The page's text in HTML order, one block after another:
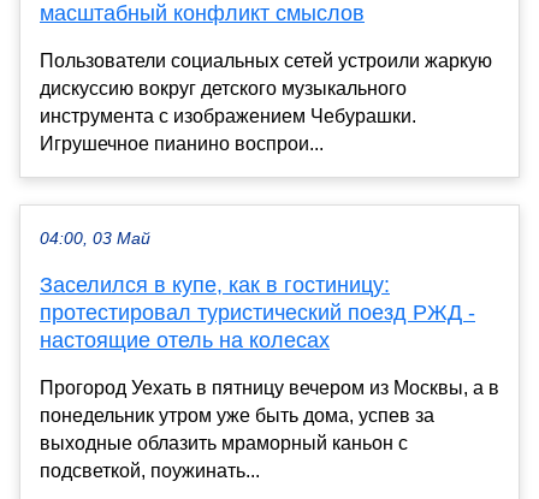
масштабный конфликт смыслов
Пользователи социальных сетей устроили жаркую
дискуссию вокруг детского музыкального
инструмента с изображением Чебурашки.
Игрушечное пианино воспрои...
04:00, 03 Май
Заселился в купе, как в гостиницу:
протестировал туристический поезд РЖД -
настоящие отель на колесах
Прогород Уехать в пятницу вечером из Москвы, а в
понедельник утром уже быть дома, успев за
выходные облазить мраморный каньон с
подсветкой, поужинать...